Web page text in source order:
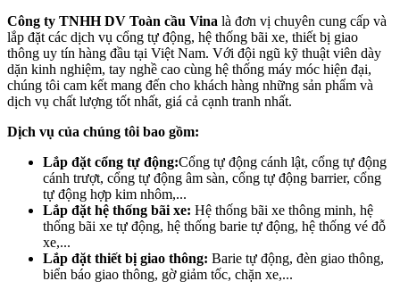
Công ty TNHH DV Toàn cầu Vina là đơn vị chuyên cung cấp và
lắp đặt các dịch vụ cổng tự động, hệ thống bãi xe, thiết bị giao
thông uy tín hàng đầu tại Việt Nam. Với đội ngũ kỹ thuật viên dày
dặn kinh nghiệm, tay nghề cao cùng hệ thống máy móc hiện đại,
chúng tôi cam kết mang đến cho khách hàng những sản phẩm và
dịch vụ chất lượng tốt nhất, giá cả cạnh tranh nhất.
Dịch vụ của chúng tôi bao gồm:
Lắp đặt cổng tự động:Cổng tự động cánh lật, cổng tự động
cánh trượt, cổng tự động âm sàn, cổng tự động barrier, cổng
tự động hợp kim nhôm,...
Lắp đặt hệ thống bãi xe: Hệ thống bãi xe thông minh, hệ
thống bãi xe tự động, hệ thống barie tự động, hệ thống vé đỗ
xe,...
Lắp đặt thiết bị giao thông: Barie tự động, đèn giao thông,
biển báo giao thông, gờ giảm tốc, chặn xe,...